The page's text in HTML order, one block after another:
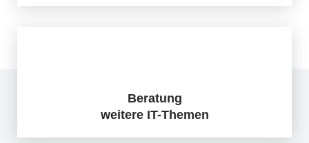
Beratung
weitere IT-Themen